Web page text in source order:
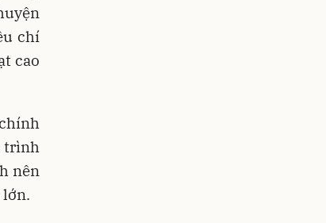
chí
cao
trình
nên
lớn.